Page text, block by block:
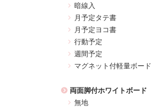
暗線入
月予定タテ書
月予定ヨコ書
行動予定
週間予定
マグネット付軽量ボード
両面脚付ホワイトボード
無地